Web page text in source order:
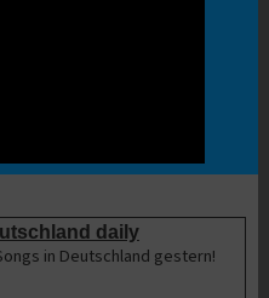
daily
in Deutschland gestern!